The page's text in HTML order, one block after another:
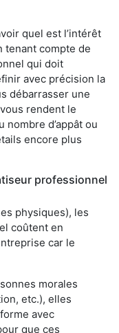
quel est l’intérêt
tenant compte de
qui doit
avec précision la
débarrasser une
rendent le
d’appât ou
encore plus
professionnel
physiques), les
coûtent en
car le
morales
etc.), elles
avec
que ces